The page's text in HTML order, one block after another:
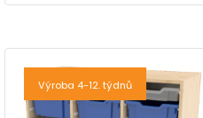
Výroba 4-12. týdnů